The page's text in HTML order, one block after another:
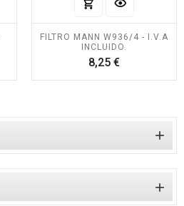
FILTRO MANN W936/4 - I.V.A
INCLUIDO.
8,25 €Precio

